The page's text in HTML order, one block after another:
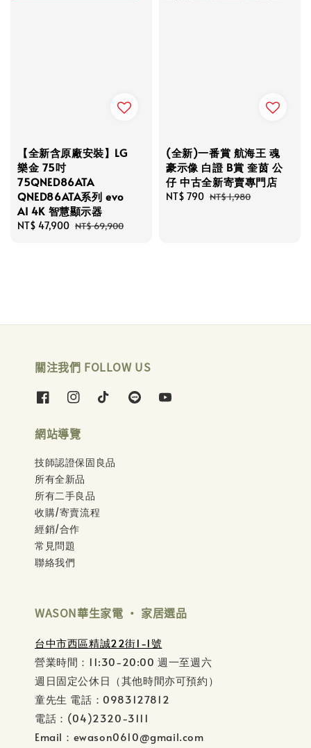
【全新含原廠安裝】LG
樂金 75吋
75QNED86ATA
QNED86ATA系列 evo
AI 4K 智慧顯示器
Sale
NT$ 47,900 Regular
NT$ 69,900
(全新)一番賞 航海王 魂
豪示像 白證 B賞 奎茵 公
仔 中古全新寄賣專門店
Sale
NT$ 790 Regular
NT$ 1,980
關注我們 FOLLOW US
網站導覽
技師認證保固良品
所有全新品
所有二手良品
收購/寄賣流程
經銷/合作
常見問題
聯絡我們
WASON華生家電 ‧ 家居選品
台中市西區精誠22街1-1號
營業時間：11:30-20:00 週一至週六
週日固定公休日（其他時間亦可預約）
童先生 電話：0983127812
電話：(04)2320-3111
Email：ewason0610@gmail.com